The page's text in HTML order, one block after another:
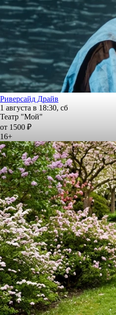
Риверсайд Драйв
1 августа в 18:30, сб
Театр "Мой"
от 1500 ₽
16+